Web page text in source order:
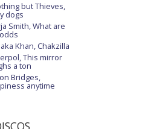
but Thieves,
dogs
Smith, What are
Khan, Chakzilla
This mirror
a ton
Bridges,
anytime